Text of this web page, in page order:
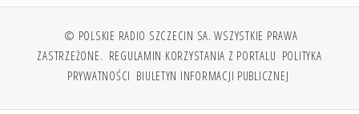
© POLSKIE RADIO SZCZECIN SA. WSZYSTKIE PRAWA
ZASTRZEŻONE. REGULAMIN KORZYSTANIA Z PORTALU POLITYKA
PRYWATNOŚCI BIULETYN INFORMACJI PUBLICZNEJ